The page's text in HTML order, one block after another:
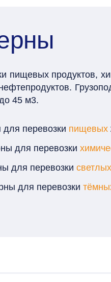
пищевых продуктов,
45 м3.
перевозки пищевых
для перевозки
для перевозки светлых
для перевозки